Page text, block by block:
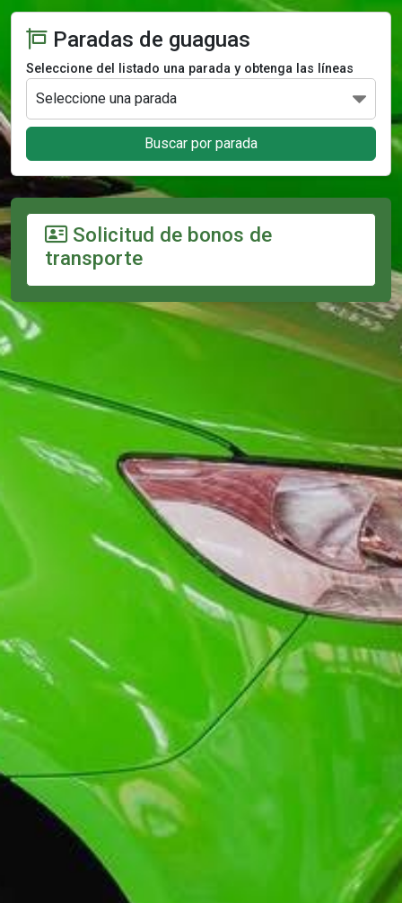
Paradas de guaguas
Seleccione del listado una parada y obtenga las líneas
Buscar por parada
Solicitud de bonos de
transporte